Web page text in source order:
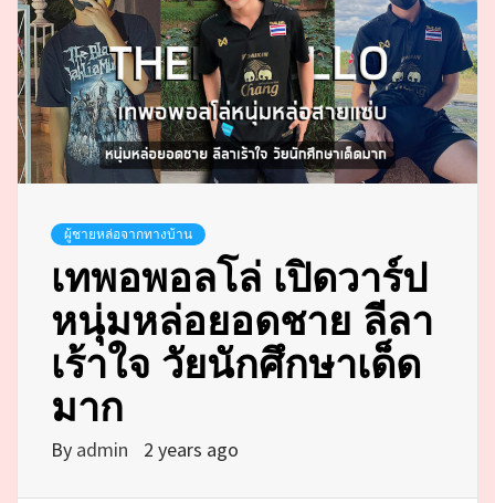
ผู้ชายหล่อจากทางบ้าน
เทพอพอลโล่ เปิดวาร์ป
หนุ่มหล่อยอดชาย ลีลา
เร้าใจ วัยนักศึกษาเด็ด
มาก
By admin 2 years ago